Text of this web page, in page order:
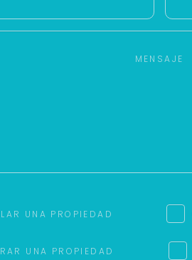
UNA PROPIEDAD
UNA PROPIEDAD